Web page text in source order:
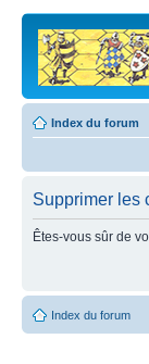
Index du forum
Supprimer les
Êtes-vous sûr de
Index du forum